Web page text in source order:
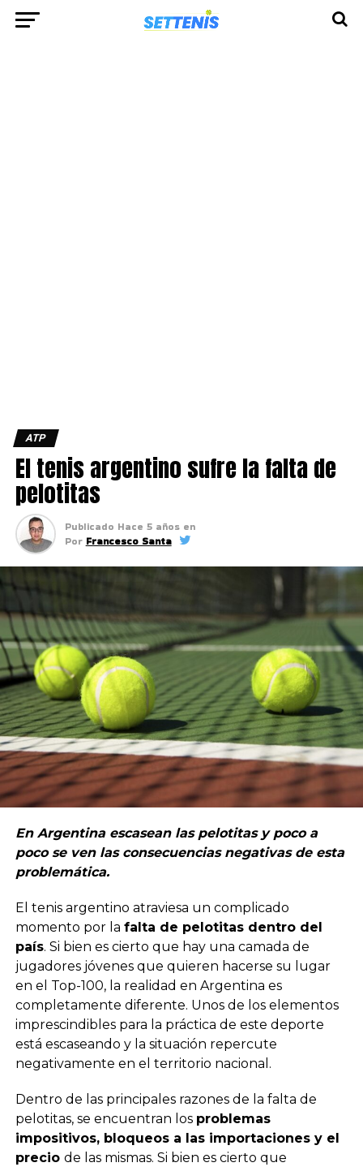
ATP
El tenis argentino sufre la falta de
pelotitas
Publicado Hace 5 años en
Por Francesco Santa
En Argentina escasean las pelotitas y poco a
poco se ven las consecuencias negativas de esta
problemática.
El tenis argentino atraviesa un complicado
momento por la falta de pelotitas dentro del
país. Si bien es cierto que hay una camada de
jugadores jóvenes que quieren hacerse su lugar
en el Top-100, la realidad en Argentina es
completamente diferente. Unos de los elementos
imprescindibles para la práctica de este deporte
está escaseando y la situación repercute
negativamente en el territorio nacional.
Dentro de las principales razones de la falta de
pelotitas, se encuentran los problemas
impositivos, bloqueos a las importaciones y el
precio de las mismas. Si bien es cierto que